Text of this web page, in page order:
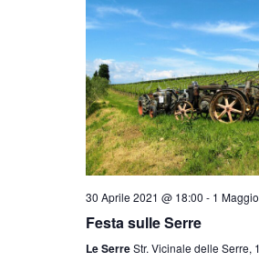
30 Aprile 2021 @ 18:00 - 1
Festa sulle Serre
Le SerreStr. Vicinale delle Serre,